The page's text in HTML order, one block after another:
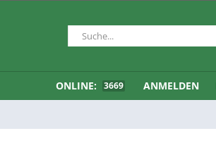
ONLINE: 3669 ANMELDEN